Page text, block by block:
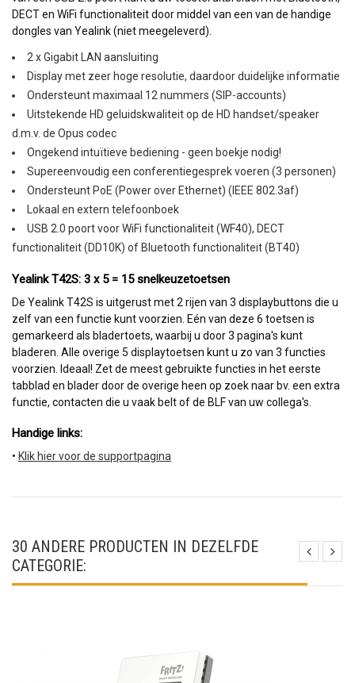
DECT en WiFi functionaliteit door middel van een van de handige
dongles van Yealink (niet meegeleverd).
2 x Gigabit LAN aansluiting
Display met zeer hoge resolutie, daardoor duidelijke informatie
Ondersteunt maximaal 12 nummers (SIP-accounts)
Uitstekende HD geluidskwaliteit op de HD handset/speaker
d.m.v. de Opus codec
Ongekend intuïtieve bediening - geen boekje nodig!
Supereenvoudig een conferentiegesprek voeren (3 personen)
Ondersteunt PoE (Power over Ethernet) (IEEE 802.3af)
Lokaal en extern telefoonboek
USB 2.0 poort voor WiFi functionaliteit (WF40), DECT
functionaliteit (DD10K) of Bluetooth functionaliteit (BT40)
Yealink T42S: 3 x 5 = 15 snelkeuzetoetsen
De Yealink T42S is uitgerust met 2 rijen van 3 displaybuttons die u
zelf van een functie kunt voorzien. Eén van deze 6 toetsen is
gemarkeerd als bladertoets, waarbij u door 3 pagina's kunt
bladeren. Alle overige 5 displaytoetsen kunt u zo van 3 functies
voorzien. Ideaal! Zet de meest gebruikte functies in het eerste
tabblad en blader door de overige heen op zoek naar bv. een extra
functie, contacten die u vaak belt of de BLF van uw collega's.
Handige links:
• Klik hier voor de supportpagina
30 ANDERE PRODUCTEN IN DEZELFDE
CATEGORIE: